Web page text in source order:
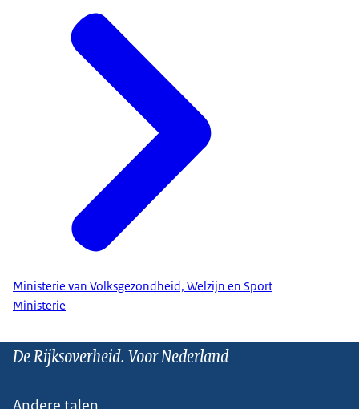
Ministerie van Volksgezondheid, Welzijn en Sport
Ministerie
De Rijksoverheid. Voor Nederland